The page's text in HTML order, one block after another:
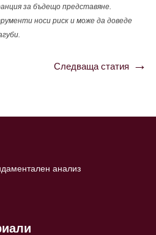
за бъдещо представяне.
носи риск и може да доведе
Следваща статия
анализ